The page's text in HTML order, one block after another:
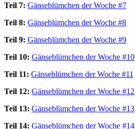
Teil 7: Gänseblümchen der Woche #7
Teil 8: Gänseblümchen der Woche #8
Teil 9: Gänseblümchen der Woche #9
Teil 10: Gänseblümchen der Woche #10
Teil 11: Gänseblümchen der Woche #11
Teil 12: Gänseblümchen der Woche #12
Teil 13: Gänseblümchen der Woche #13
Teil 14: Gänseblümchen der Woche #14